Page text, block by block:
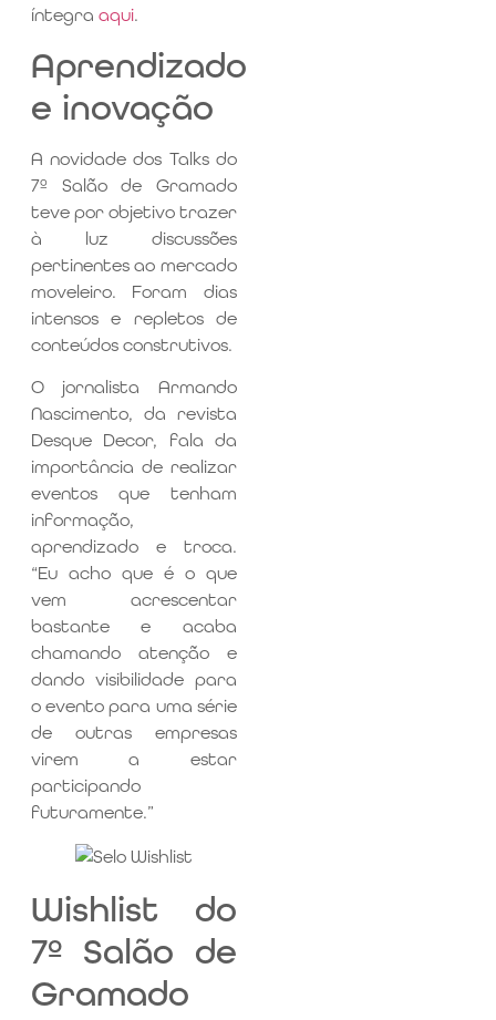
íntegra aqui.
Aprendizado
e inovação
A novidade dos Talks do
7º Salão de Gramado
teve por objetivo trazer
à luz discussões
pertinentes ao mercado
moveleiro. Foram dias
intensos e repletos de
conteúdos construtivos.
O jornalista Armando
Nascimento, da revista
Desque Decor, fala da
importância de realizar
eventos que tenham
informação,
aprendizado e troca.
“Eu acho que é o que
vem acrescentar
bastante e acaba
chamando atenção e
dando visibilidade para
o evento para uma série
de outras empresas
virem a estar
participando
futuramente.”
Wishlist do
7º Salão de
Gramado